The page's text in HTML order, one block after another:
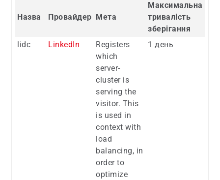
Назва Провайдер Мета
Максимальна
тривалість
зберігання
lidc
LinkedIn
Registers
which
server-
cluster is
serving the
visitor. This
is used in
context with
load
balancing, in
order to
optimize
1 день